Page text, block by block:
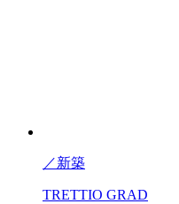
／新築
TRETTIO GRAD